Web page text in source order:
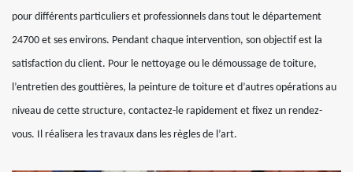
pour différents particuliers et professionnels dans tout le département
24700 et ses environs. Pendant chaque intervention, son objectif est la
satisfaction du client. Pour le nettoyage ou le démoussage de toiture,
l’entretien des gouttières, la peinture de toiture et d’autres opérations au
niveau de cette structure, contactez-le rapidement et fixez un rendez-
vous. Il réalisera les travaux dans les règles de l’art.